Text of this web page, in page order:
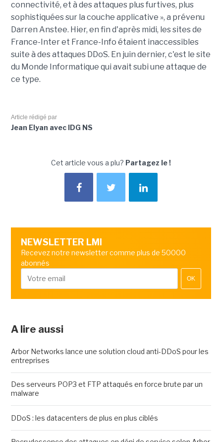
connectivité, et à des attaques plus furtives, plus
sophistiquées sur la couche applicative », a prévenu
Darren Anstee. Hier, en fin d'après midi, les sites de
France-Inter et France-Info étaient inaccessibles
suite à des attaques DDoS. En juin dernier, c'est le site
du Monde Informatique qui avait subi une attaque de
ce type.
Article rédigé par
Jean Elyan avec IDG NS
Cet article vous a plu? Partagez le !
NEWSLETTER LMI
Recevez notre newsletter comme plus de 50000
abonnés
OK
A lire aussi
Arbor Networks lance une solution cloud anti-DDoS pour les
entreprises
Des serveurs POP3 et FTP attaqués en force brute par un
malware
DDoS : les datacenters de plus en plus ciblés